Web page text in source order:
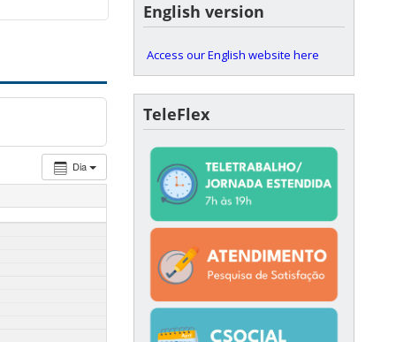
Dia
English version
Access our English website here
TeleFlex